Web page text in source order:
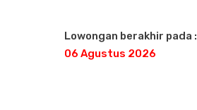
Lowongan berakhir pada :
06 Agustus 2026